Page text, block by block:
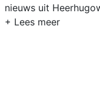
nieuws uit